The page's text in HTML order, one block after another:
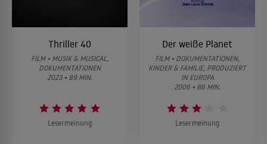
Thriller 40
FILM • MUSIK & MUSICAL,
DOKUMENTATIONEN
2023 • 89 MIN.
Lesermeinung
Der weiße Planet
FILM • DOKUMENTATIONEN,
KINDER & FAMILIE, PRODUZIERT
IN EUROPA
2006 • 86 MIN.
Lesermeinung